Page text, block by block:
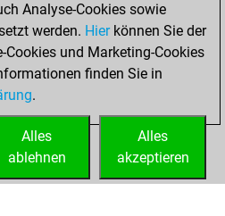
26,
created
account
Analyse-Cookies sowie
werden. Hierkönnen Sie der
Cookies und Marketing-Cookies
finden Sie in
.
Alles
akzeptieren
Alles
ablehnen